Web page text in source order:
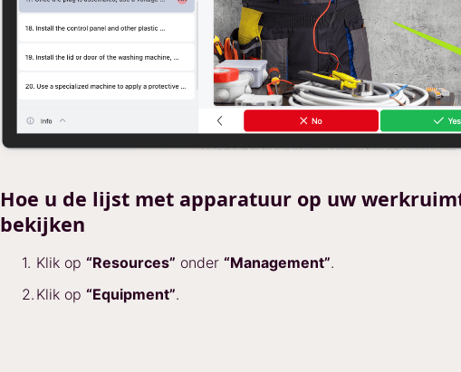
Hoe u de lijst met apparatuur op uw
bekijken
Klik op “Resources” onder “Management”.
Klik op “Equipment”.